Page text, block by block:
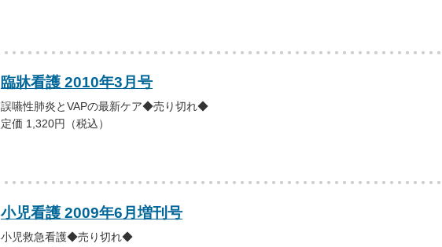
臨牀看護 2010年3月号
誤嚥性肺炎とVAPの最新ケア◆売り切れ◆
定価 1,320円（税込）
小児看護 2009年6月増刊号
小児救急看護◆売り切れ◆